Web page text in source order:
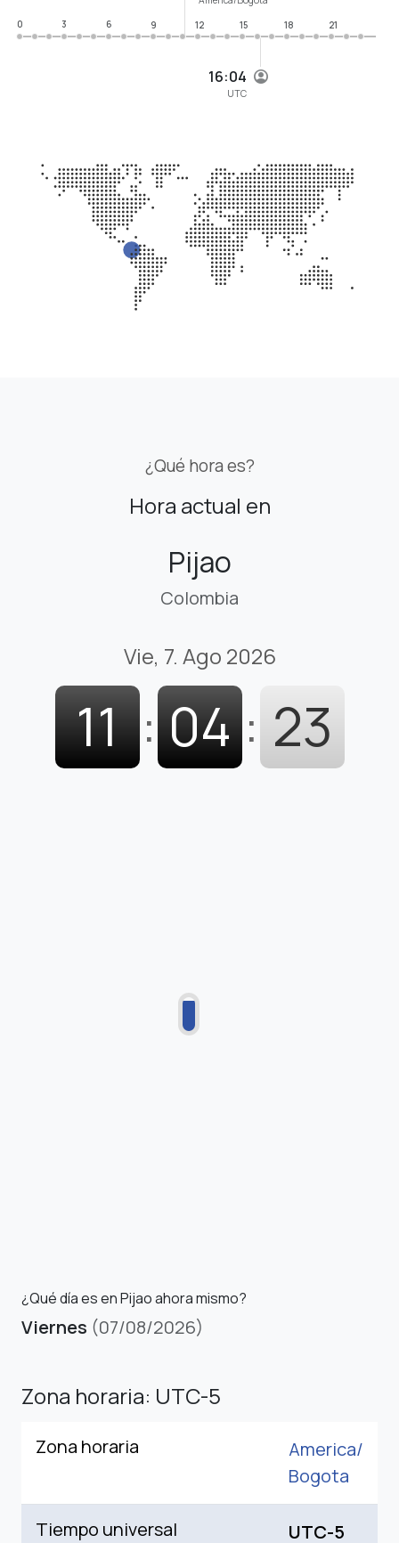
16:04
UTC
0
3 6 9 12 15 18 21
¿Qué hora es?
Hora actual en
Pijao
Colombia
Vie, 7. Ago 2026
11 : 04 : 24
¿Qué día es en Pijao ahora mismo?
Viernes (07/08/2026)
Zona horaria: UTC-5
Zona horaria
America/
Bogota
Tiempo universal
UTC-5